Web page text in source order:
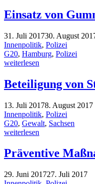
Einsatz von
31. Juli 201730. August
Innenpolitik, Polizei
G20, Hamburg, Polizei
weiterlesen
Beteiligung von
13. Juli 20178. August 2017
Innenpolitik, Polizei
G20, Gewalt, Sachsen
weiterlesen
Präventive
29. Juni 201727. Juli 2017